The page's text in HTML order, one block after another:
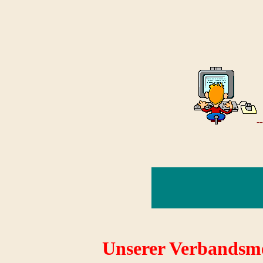
Unserer